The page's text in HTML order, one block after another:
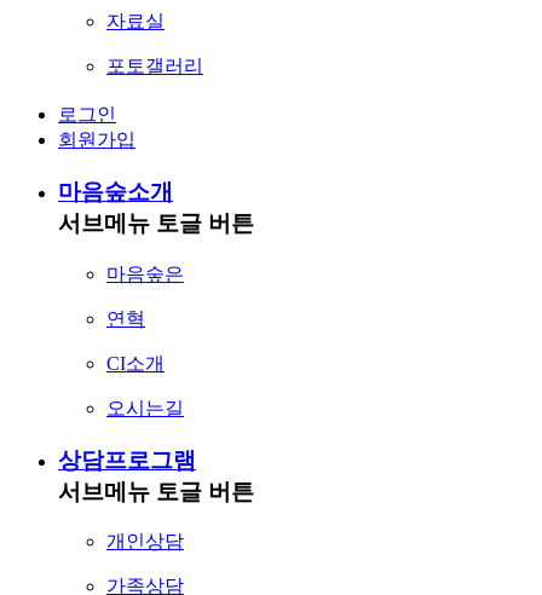
자료실
포토갤러리
로그인
회원가입
마음숲소개
서브메뉴 토글 버튼
마음숲은
연혁
CI소개
오시는길
상담프로그램
서브메뉴 토글 버튼
개인상담
가족상담